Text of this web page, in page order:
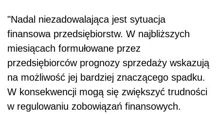
"Nadal niezadowalająca jest sytuacja
finansowa przedsiębiorstw. W najbliższych
miesiącach formułowane przez
przedsiębiorców prognozy sprzedaży wskazują
na możliwość jej bardziej znaczącego spadku.
W konsekwencji mogą się zwiększyć trudności
w regulowaniu zobowiązań finansowych.